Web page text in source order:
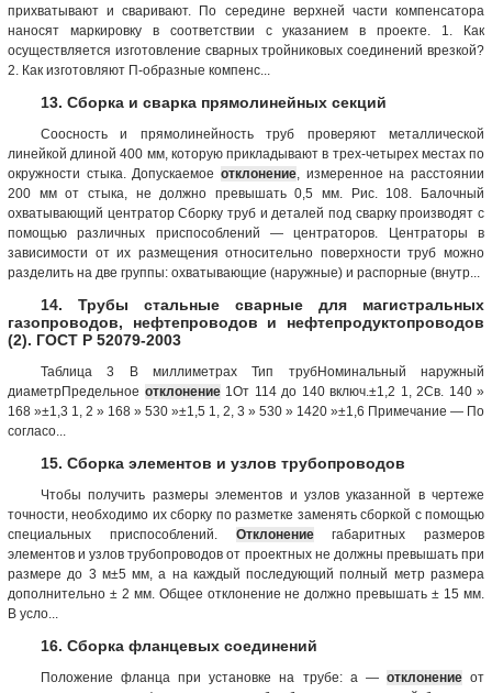
прихватывают и сваривают. По середине верхней части компенсатора
наносят маркировку в соответствии с указанием в проекте. 1. Как
осуществляется изготовление сварных тройниковых соединений врезкой?
2. Как изготовляют П-образные компенс...
13. Сборка и сварка прямолинейных секций
Соосность и прямолинейность труб проверяют металлической
линейкой длиной 400 мм, которую прикладывают в трех-четырех местах по
окружности стыка. Допускаемое отклонение , измеренное на расстоянии
200 мм от стыка, не должно превышать 0,5 мм. Рис. 108. Балочный
охватывающий центратор Сборку труб и деталей под сварку производят с
помощью различных приспособлений — центраторов. Центраторы в
зависимости от их размещения относительно поверхности труб можно
разделить на две группы: охватывающие (наружные) и распорные (внутр...
14. Трубы стальные сварные для магистральных
газопроводов, нефтепроводов и нефтепродуктопроводов
(2). ГОСТ Р 52079-2003
Таблица 3 В миллиметрах Тип трубНоминальный наружный
диаметрПредельное отклонение1От 114 до 140 включ.±1,2 1, 2Св. 140 »
168 »±1,3 1, 2 » 168 » 530 »±1,5 1, 2, 3 » 530 » 1420 »±1,6 Примечание — По
согласо...
15. Сборка элементов и узлов трубопроводов
Чтобы получить размеры элементов и узлов указанной в чертеже
точности, необходимо их сборку по разметке заменять сборкой с помощью
специальных приспособлений. Отклонениегабаритных размеров
элементов и узлов трубопроводов от проектных не должны превышать при
размере до 3 м±5 мм, а на каждый последующий полный метр размера
дополнительно ± 2 мм. Общее отклонение не должно превышать ± 15 мм.
В усло...
16. Сборка фланцевых соединений
Положение фланца при установке на трубе: а — отклонениеот